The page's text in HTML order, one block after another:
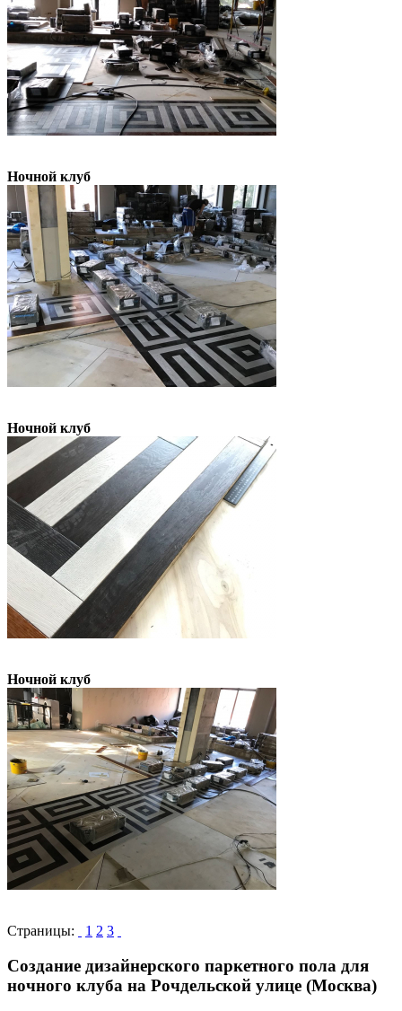
Ночной клуб
Ночной клуб
Ночной клуб
Страницы: 1 2 3
Создание дизайнерского паркетного пола для
ночного клуба на Рочдельской улице (Москва)